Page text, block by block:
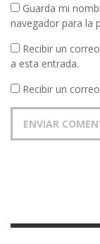
Guarda mi
navegador para la
Recibir un
a esta entrada.
Recibir un